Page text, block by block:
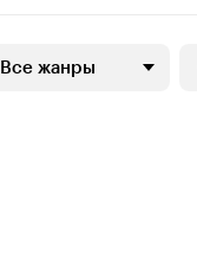
Все жанры